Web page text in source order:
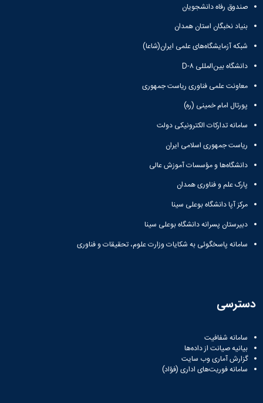
صندوق رفاه دانشجویان
بنیاد نخبگان استان همدان
شبکه آزمایشگاه‌های علمی ایران(شاعا)
دانشگاه بین‌المللی D-۸
معاونت علمی فناوری ریاست جمهوری
پورتال امام خمینی (ره)
سامانه تدارکات الکترونیکی دولت
ریاست جمهوری اسلامی ایران
دانشگاه‌ها و مؤسسات آموزش عالی
پارک علم و فناوری همدان
مرکز آپا دانشگاه بوعلی سینا
دبیرستان پسرانه دانشگاه بوعلی سینا
سامانه پاسخگوئی به شکایات وزارت علوم، تحقیقات و فناوری
دسترسی
سامانه شفافیت
بیانیه صیانت از داده‌ها
گزارش آماری وب‌ سایت
سامانه فوریت‌های اداری (فؤاد)